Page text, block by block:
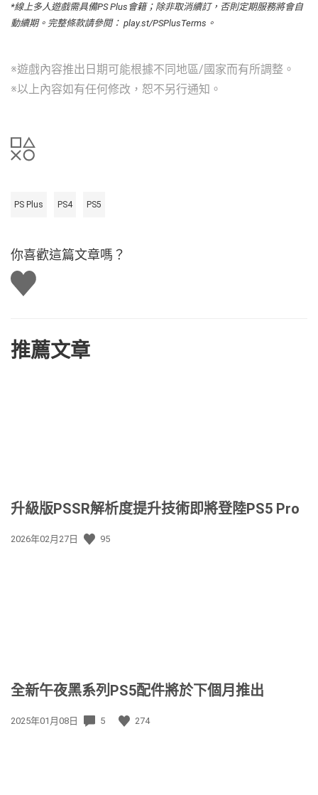
*線上多人遊戲需具備PS Plus會籍；除非取消續訂，否則定期服務將會自
動續期。完整條款請參閱： play.st/PSPlusTerms。
※遊戲內容推出日期可能根據不同地區/國家而有所調整。
※以上內容如有任何修改，恕不另行通知。
PS Plus PS4 PS5
你喜歡這篇文章嗎？
讚
推薦文章
升級版PSSR解析度提升技術即將登陸PS5 Pro
發
2026年02月27日 95
全新午夜黑系列PS5配件將於下個月推出
發
2025年01月08日 5 274